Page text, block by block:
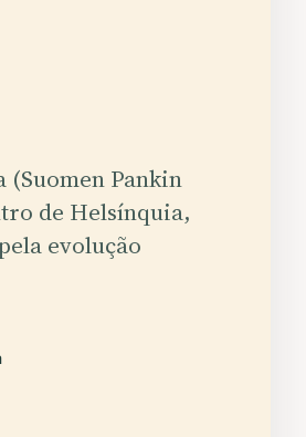
(Suomen Pankin
de Helsínquia,
evolução